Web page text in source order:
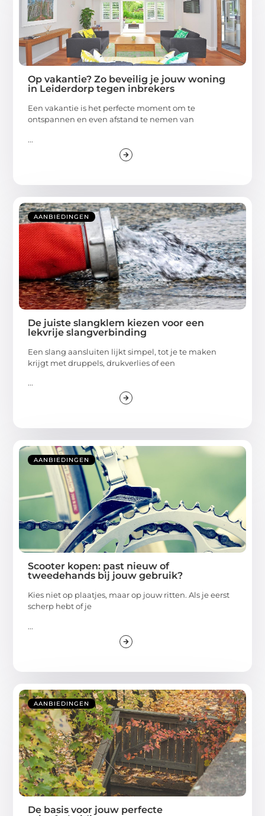
Op vakantie? Zo beveilig je jouw woning
in Leiderdorp tegen inbrekers
Een vakantie is het perfecte moment om te
ontspannen en even afstand te nemen van
...
AANBIEDINGEN
De juiste slangklem kiezen voor een
lekvrije slangverbinding
Een slang aansluiten lijkt simpel, tot je te maken
krijgt met druppels, drukverlies of een
...
AANBIEDINGEN
Scooter kopen: past nieuw of
tweedehands bij jouw gebruik?
Kies niet op plaatjes, maar op jouw ritten. Als je eerst
scherp hebt of je
...
AANBIEDINGEN
De basis voor jouw perfecte